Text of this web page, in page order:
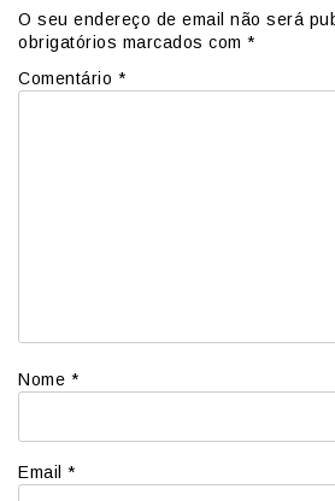
O seu endereço de email não será
obrigatórios marcados com *
Comentário *
Nome *
Email *